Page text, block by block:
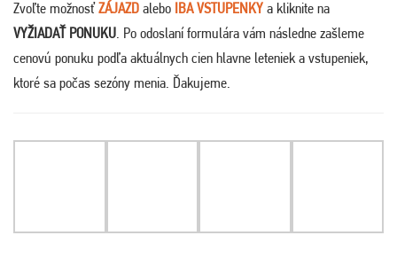
Zvoľte možnosťZÁJAZD alebo IBA VSTUPENKY a kliknite na
VYŽIADAŤ PONUKU. Po odoslaní formulára vám následne zašleme
cenovú ponuku podľa aktuálnych cien hlavne leteniek a vstupeniek,
ktoré sa počas sezóny menia. Ďakujeme.